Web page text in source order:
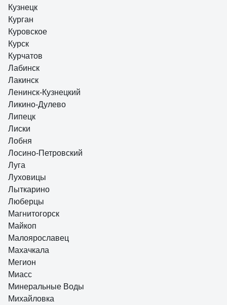
Кузнецк
Курган
Куровское
Курск
Курчатов
Лабинск
Лакинск
Ленинск-Кузнецкий
Ликино-Дулево
Липецк
Лиски
Лобня
Лосино-Петровский
Луга
Луховицы
Лыткарино
Люберцы
Магнитогорск
Майкоп
Малоярославец
Махачкала
Мегион
Миасс
Минеральные Воды
Михайловка